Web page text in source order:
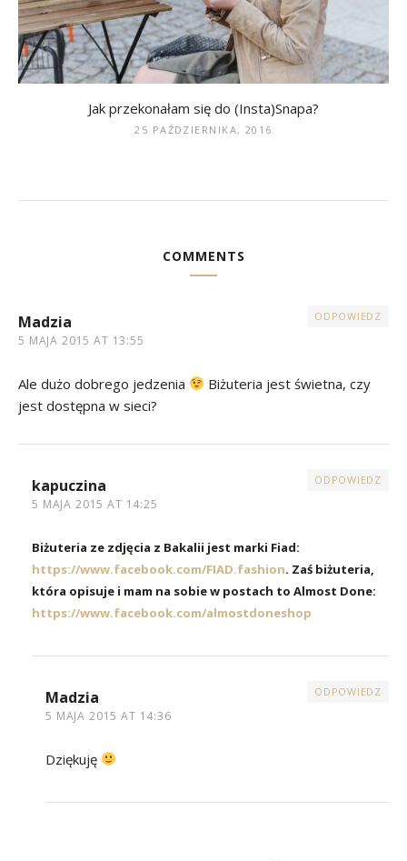
Jak przekonałam się do (Insta)Snapa?
25 PAŹDZIERNIKA, 2016
COMMENTS
Madzia
5 MAJA 2015 AT 13:55
ODPOWIEDZ
Ale dużo dobrego jedzenia
Biżuteria jest świetna, czy
jest dostępna w sieci?
kapuczina
5 MAJA 2015 AT 14:25
ODPOWIEDZ
Biżuteria ze zdjęcia z Bakalii jest marki Fiad:
https://www.facebook.com/FIAD.fashion. Zaś biżuteria,
która opisuje i mam na sobie w postach to Almost Done:
https://www.facebook.com/almostdoneshop
Madzia
5 MAJA 2015 AT 14:36
ODPOWIEDZ
Dziękuję